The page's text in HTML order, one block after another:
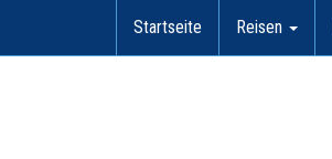
Startseite Reisen